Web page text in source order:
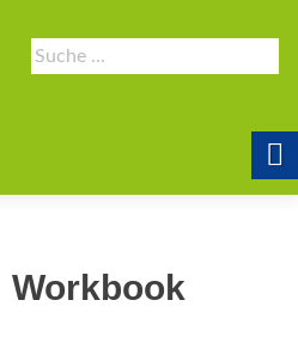
Suche
nach:
NAVIGATION
Workbook